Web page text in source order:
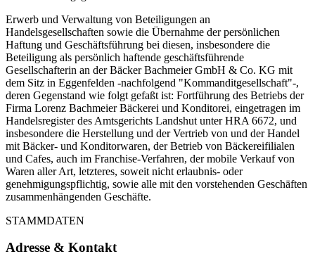
Erwerb und Verwaltung von Beteiligungen an
Handelsgesellschaften sowie die Übernahme der persönlichen
Haftung und Geschäftsführung bei diesen, insbesondere die
Beteiligung als persönlich haftende geschäftsführende
Gesellschafterin an der Bäcker Bachmeier GmbH & Co. KG mit
dem Sitz in Eggenfelden -nachfolgend "Kommanditgesellschaft"-,
deren Gegenstand wie folgt gefaßt ist: Fortführung des Betriebs der
Firma Lorenz Bachmeier Bäckerei und Konditorei, eingetragen im
Handelsregister des Amtsgerichts Landshut unter HRA 6672, und
insbesondere die Herstellung und der Vertrieb von und der Handel
mit Bäcker- und Konditorwaren, der Betrieb von Bäckereifilialen
und Cafes, auch im Franchise-Verfahren, der mobile Verkauf von
Waren aller Art, letzteres, soweit nicht erlaubnis- oder
genehmigungspflichtig, sowie alle mit den vorstehenden Geschäften
zusammenhängenden Geschäfte.
STAMMDATEN
Adresse & Kontakt